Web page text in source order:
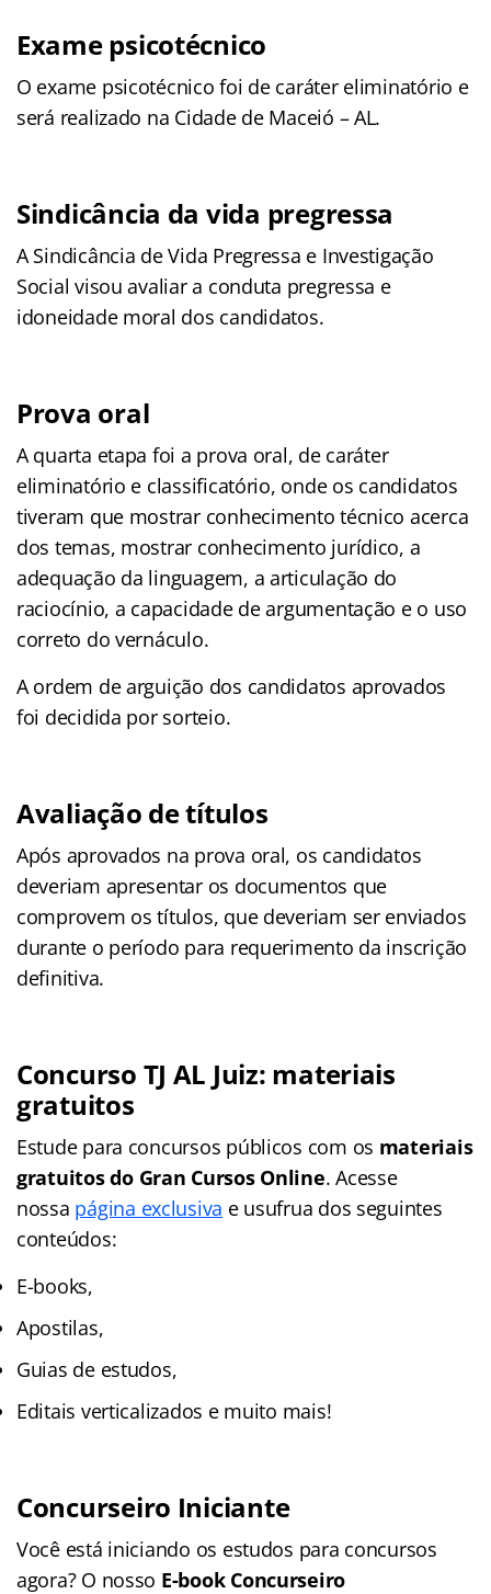
Exame psicotécnico
O exame psicotécnico foi de caráter eliminatório e
será realizado na Cidade de Maceió – AL.
Sindicância da vida pregressa
A Sindicância de Vida Pregressa e Investigação
Social visou avaliar a conduta pregressa e
idoneidade moral dos candidatos.
Prova oral
A quarta etapa foi a prova oral, de caráter
eliminatório e classificatório, onde os candidatos
tiveram que mostrar conhecimento técnico acerca
dos temas, mostrar conhecimento jurídico, a
adequação da linguagem, a articulação do
raciocínio, a capacidade de argumentação e o uso
correto do vernáculo.
A ordem de arguição dos candidatos aprovados
foi decidida por sorteio.
Avaliação de títulos
Após aprovados na prova oral, os candidatos
deveriam apresentar os documentos que
comprovem os títulos, que deveriam ser enviados
durante o período para requerimento da inscrição
definitiva.
Concurso TJ AL Juiz: materiais
gratuitos
Estude para concursos públicos com os materiais
gratuitos do Gran Cursos Online. Acesse
nossa página exclusiva e usufrua dos seguintes
conteúdos:
E-books,
Apostilas,
Guias de estudos,
Editais verticalizados e muito mais!
Concurseiro Iniciante
Você está iniciando os estudos para concursos
agora? O nosso E-book Concurseiro